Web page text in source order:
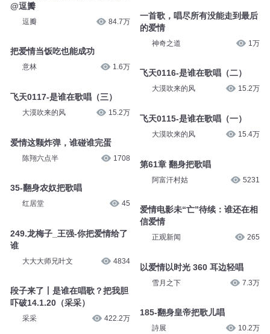
@逗瓣
逗瓣 84.7万
把爱情当饭吃也能成功
意林 1.6万
飞天0117-是谁在歌唱（三）
大漠吹来的风 15.2万
爱情这颗炸弹，谁碰谁完蛋
陈翔六点半 1708
35-翻身农奴把歌唱
红居堂 45
249.龙梅子_王强-你把爱情给了
谁
大大大师兄叶文 4834
段子来了丨是谁在唱歌？把我胆
吓破14.1.20（采采）
采采 422.2万
一首歌，唱尽所有没能走到最后
的爱情
神奇之道 1万
飞天0116-是谁在歌唱（二）
大漠吹来的风 15.2万
飞天0115-是谁在歌唱（一）
大漠吹来的风 15.4万
第61章 翻身把歌唱
阿富汗村姑 5231
爱情电影未“亡”待续：谁还在相
信爱情
正观新闻 265
以爱情以时光 360 耳边轻唱
雪月之下 7.3万
185-翻身皇帝把歌儿唱
詩展 10.2万